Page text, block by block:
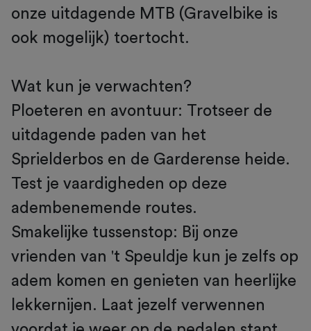
onze uitdagende MTB (Gravelbike is
ook mogelijk) toertocht.
Wat kun je verwachten?
Ploeteren en avontuur: Trotseer de
uitdagende paden van het
Sprielderbos en de Garderense heide.
Test je vaardigheden op deze
adembenemende routes.
Smakelijke tussenstop: Bij onze
vrienden van 't Speuldje kun je zelfs op
adem komen en genieten van heerlijke
lekkernijen. Laat jezelf verwennen